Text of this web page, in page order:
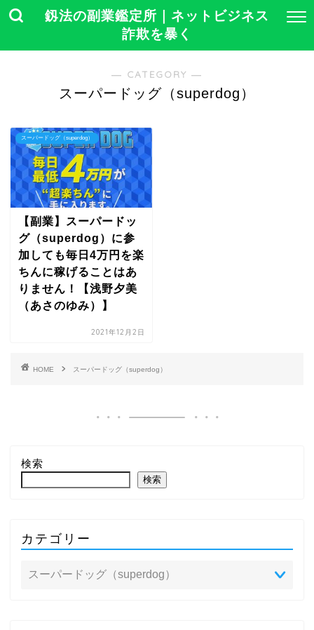
釼法の副業鑑定所｜ネットビジネス
詐欺を暴く
― CATEGORY ―
スーパードッグ（superdog）
スーパードッグ（superdog）
【副業】スーパードッ
グ（superdog）に参
加しても毎日4万円を楽
ちんに稼げることはあ
りません！【浅野夕美
（あさのゆみ）】
2021年12月2日
HOME スーパードッグ（superdog）
検索
検索
カテゴリー